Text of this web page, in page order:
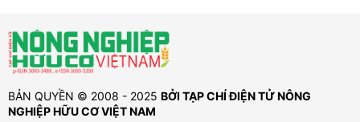
BẢN QUYỀN © 2008 - 2025 BỞI TẠP CHÍ ĐIỆN TỬ NÔNG
NGHIỆP HỮU CƠ VIỆT NAM